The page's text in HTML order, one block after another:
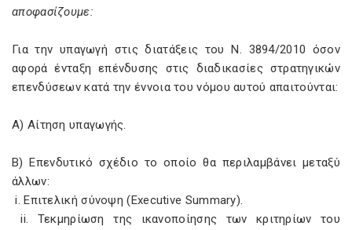
αποφασίζουμε:
Για την υπαγωγή στις διατάξεις του Ν. 3894/2010 όσον
αφορά ένταξη επένδυσης στις διαδικασίες στρατηγικών
επενδύσεων κατά την έννοια του νόμου αυτού απαιτούνται:
Α) Αίτηση υπαγωγής.
Β) Επενδυτικό σχέδιο το οποίο θα περιλαμβάνει μεταξύ
άλλων:
i. Επιτελική σύνοψη (Executive Summary).
ii. Τεκμηρίωση της ικανοποίησης των κριτηρίων του